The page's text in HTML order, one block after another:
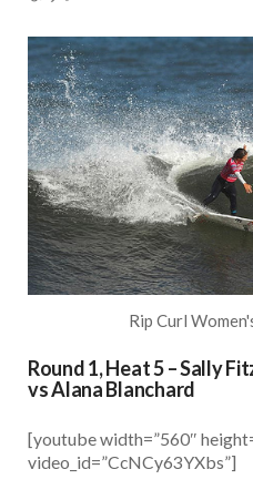
Rip Curl
Round 1, Heat 5 – Sally
vs Alana Blanchard
[youtube width=”560″
video_id=”CcNCy63YXbs”]